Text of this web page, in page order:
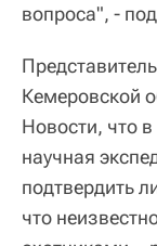
вопроса", -
Кемеровской
Новости, что
научная
подтвердить
что